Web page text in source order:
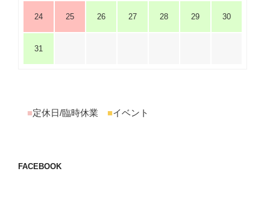
24 25 26 27 28 29 30
31
■定休日/臨時休業 ■イベント
FACEBOOK